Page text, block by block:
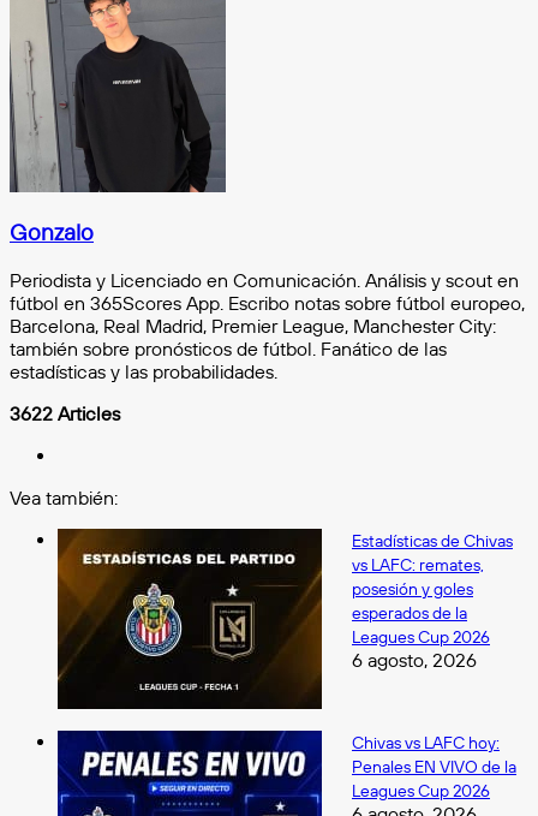
mail
Gonzalo
Periodista y Licenciado en Comunicación. Análisis y scout en
fútbol en 365Scores App. Escribo notas sobre fútbol europeo,
Barcelona, Real Madrid, Premier League, Manchester City:
también sobre pronósticos de fútbol. Fanático de las
estadísticas y las probabilidades.
3622 Articles
Vea también:
Estadísticas de Chivas
vs LAFC: remates,
posesión y goles
esperados de la
Leagues Cup 2026
6 agosto, 2026
Chivas vs LAFC hoy:
Penales EN VIVO de la
Leagues Cup 2026